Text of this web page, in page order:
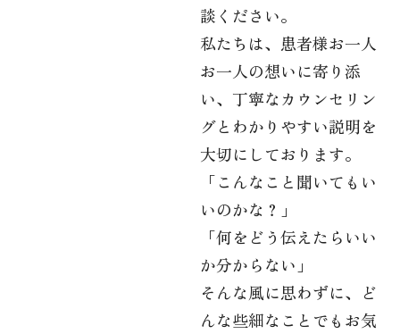
談ください。
私たちは、患者様お一人
お一人の想いに寄り添
い、丁寧なカウンセリン
グとわかりやすい説明を
大切にしております。
「こんなこと聞いてもい
いのかな？」
「何をどう伝えたらいい
か分からない」
そんな風に思わずに、ど
んな些細なことでもお気